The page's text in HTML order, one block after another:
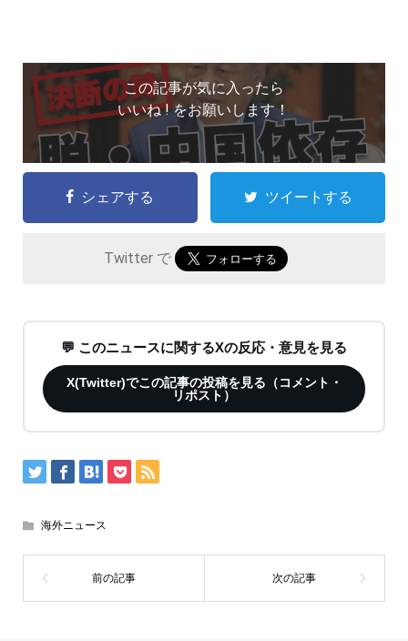
この記事が気に入ったら
いいね ! をお願いします！
シェアする ツイートする
Twitter で
💬 このニュースに関するXの反応・意見を見る
X(Twitter)でこの記事の投稿を見る（コメント・
リポスト）
海外ニュース